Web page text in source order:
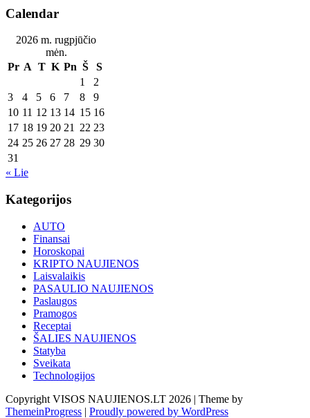
Calendar
2026 m. rugpjūčio
mėn.
Pr A T K Pn Š
S
1
2
3
4 5 6 7 8
9
10 11 12 13 14 15 16
17 18 19 20 21 22 23
24 25 26 27 28 29 30
31
« Lie
Kategorijos
AUTO
Finansai
Horoskopai
KRIPTO NAUJIENOS
Laisvalaikis
PASAULIO NAUJIENOS
Paslaugos
Pramogos
Receptai
ŠALIES NAUJIENOS
Statyba
Sveikata
Technologijos
Copyright VISOS NAUJIENOS.LT 2026 | Theme by
ThemeinProgress | Proudly powered by WordPress